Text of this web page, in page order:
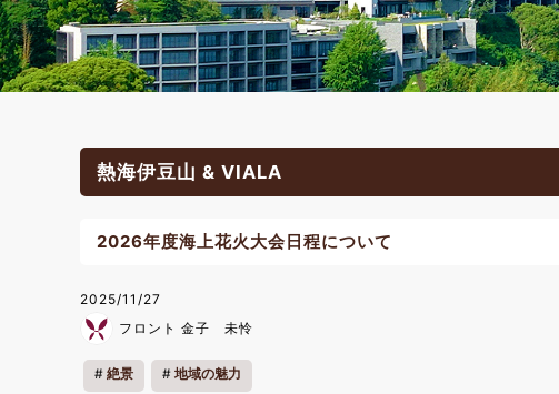
熱海伊豆山 & VIALA
2026年度海上花火大会日程について
2025/11/27
フロント 金子 未怜
絶景 地域の魅力